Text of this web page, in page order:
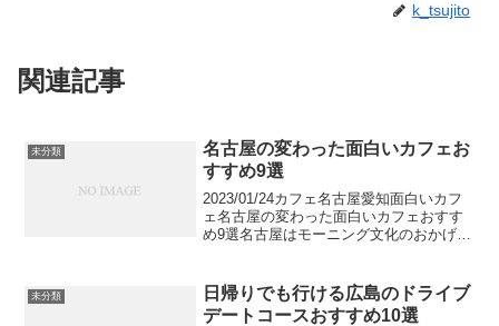
k_tsujito
関連記事
未分類
名古屋の変わった面白いカフェお
すすめ9選
2023/01/24カフェ名古屋愛知面白いカフ
ェ名古屋の変わった面白いカフェおすす
め9選名古屋はモーニング文化のおかげで
ことがしたい！そんな時にオススメなの
がユニークなテ...
未分類
日帰りでも行ける広島のドライブ
デートコースおすすめ10選